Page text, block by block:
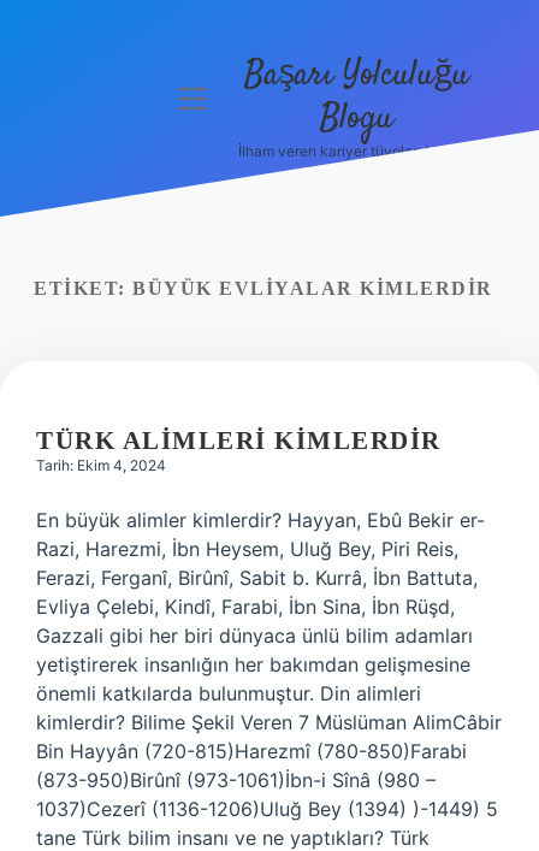
menüyüBaşarı Yolculuğu
Blogu
İlham veren kariyer tüyoları burada!
ETIKET: BÜYÜK EVLIYALAR KIMLERDIR
TÜRK ALIMLERI KIMLERDIR
Tarih: Ekim 4, 2024
En büyük alimler kimlerdir? Hayyan, Ebû Bekir er-
Razi, Harezmi, İbn Heysem, Uluğ Bey, Piri Reis,
Ferazi, Ferganî, Birûnî, Sabit b. Kurrâ, İbn Battuta,
Evliya Çelebi, Kindî, Farabi, İbn Sina, İbn Rüşd,
Gazzali gibi her biri dünyaca ünlü bilim adamları
yetiştirerek insanlığın her bakımdan gelişmesine
önemli katkılarda bulunmuştur. Din alimleri
kimlerdir? Bilime Şekil Veren 7 Müslüman AlimCâbir
Bin Hayyân (720-815)Harezmî (780-850)Farabi
(873-950)Birûnî (973-1061)İbn-i Sînâ (980 –
1037)Cezerî (1136-1206)Uluğ Bey (1394) )-1449) 5
tane Türk bilim insanı ve ne yaptıkları? Türk